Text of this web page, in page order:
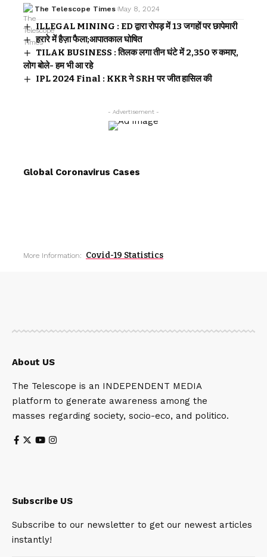
The Telescope Times May 8, 2024
ILLEGAL MINING : ED द्वारा रोपड़ में 13 जगहों पर छापेमारी
हरारे में हैज़ा फैला;आपातकाल घोषित
TILAK BUSINESS : तिलक लगा तीन घंटे में 2,350 रु कमाए,
लोग बोले- हम भी आ रहे
IPL 2024 Final : KKR ने SRH पर जीत हासिल की
- Advertisement -
Global Coronavirus Cases
More Information: Covid-19 Statistics
About US
The Telescope is an INDEPENDENT MEDIA
platform to generate awareness among the
masses regarding society, socio-eco, and politico.
Subscribe US
Subscribe to our newsletter to get our newest articles
instantly!